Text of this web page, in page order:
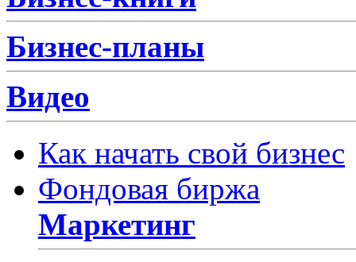
Бизнес-планы
Видео
Как начать свой бизнес
Фондовая биржа
Маркетинг